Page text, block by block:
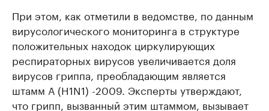
При этом, как отметили в ведомстве, по данным
вирусологического мониторинга в структуре
положительных находок циркулирующих
респираторных вирусов увеличивается доля
вирусов гриппа, преобладающим является
штамм А (H1N1) -2009. Эксперты утверждают,
что грипп, вызванный этим штаммом, вызывает